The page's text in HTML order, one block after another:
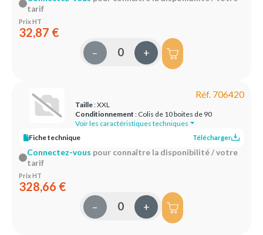
tarif
Prix HT
32,87 €
– +
Réf. 706420
Taille: XXL
Conditionnement : Colis de 10 boites de 90
Voir les caractéristiques techniques
Fiche technique
Télécharger
Connectez-vous pour connaître la disponibilité / votre
tarif
Prix HT
328,66 €
– +